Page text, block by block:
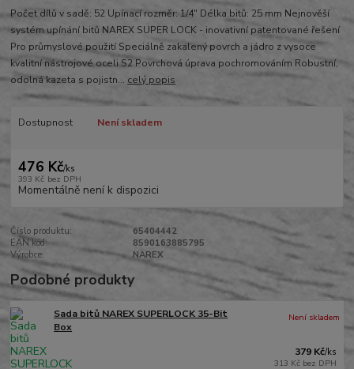
Počet dílů v sadě: 52 Upínací rozměr: 1/4" Délka bitů: 25 mm Nejnověší
systém upínání bitů NAREX SUPER LOCK - inovativní patentované řešení
Pro průmyslové použití Speciálně zakalený povrch a jádro z vysoce
kvalitní nástrojové oceli S2 Povrchová úprava pochromováním Robustní,
odolná kazeta s pojistn... celý popis
Dostupnost Není skladem
476 Kč/ks
393 Kč bez DPH
Momentálně není k dispozici
Číslo produktu:
65404442
EAN kód:
8590163885795
Výrobce:
NAREX
Podobné produkty
Sada bitů NAREX SUPERLOCK 35-Bit
Box
379 Kč/ks
313 Kč bez DPH
Není skladem